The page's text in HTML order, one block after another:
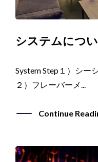
システムにつ
System Step１）シー
２）フレーバーメ...
Continue